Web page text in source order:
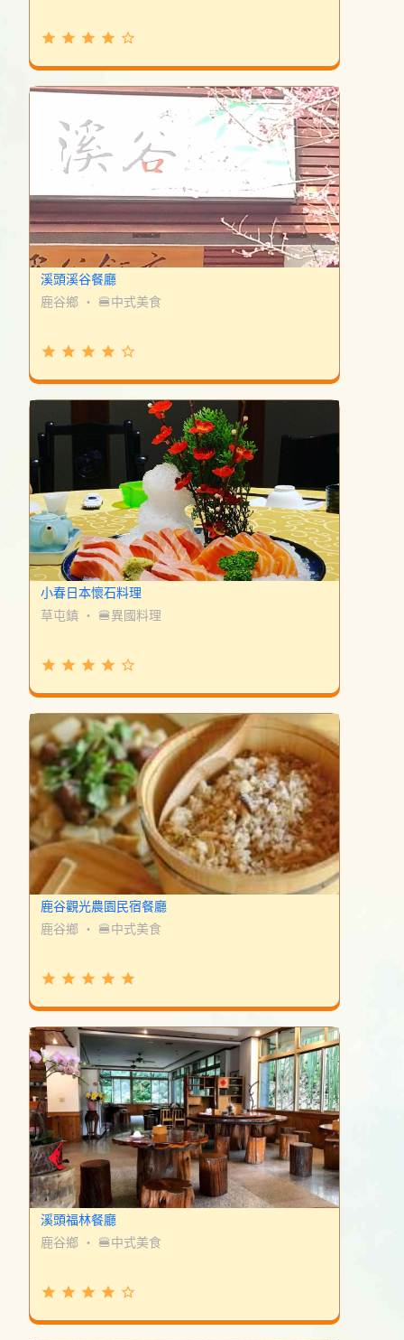
grade grade grade grade star_border
溪頭溪谷餐廳
鹿谷鄉 ・ 🍔中式美食
grade grade grade grade star_border
小春日本懷石料理
草屯鎮 ・ 🍔異國料理
grade grade grade grade star_border
鹿谷觀光農園民宿餐廳
鹿谷鄉 ・ 🍔中式美食
grade grade grade grade grade
溪頭福林餐廳
鹿谷鄉 ・ 🍔中式美食
grade grade grade grade star_border